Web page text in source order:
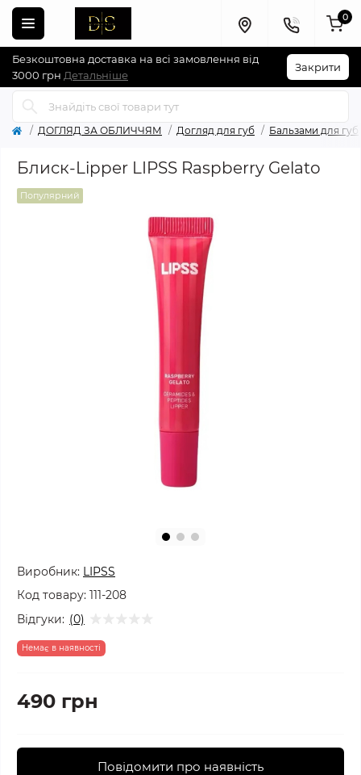
Безкоштовна доставка на всі замовлення від
3000 грн Детальніше
Закрити
0
ДОГЛЯД ЗА ОБЛИЧЧЯМ Догляд для губ Бальзами для губ
Блиск-Lipper LIPSS Raspberry Gelato
Популярний
Виробник: LIPSS
Код товару: 111-208
Відгуки: (0)
Немає в наявності
490 грн
Повідомити про наявність